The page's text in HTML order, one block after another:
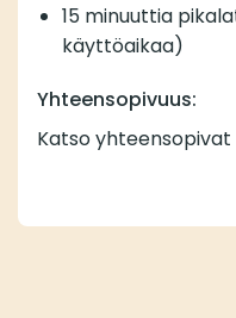
15 minuuttia
käyttöaikaa)
Yhteensopivuus:
Katso